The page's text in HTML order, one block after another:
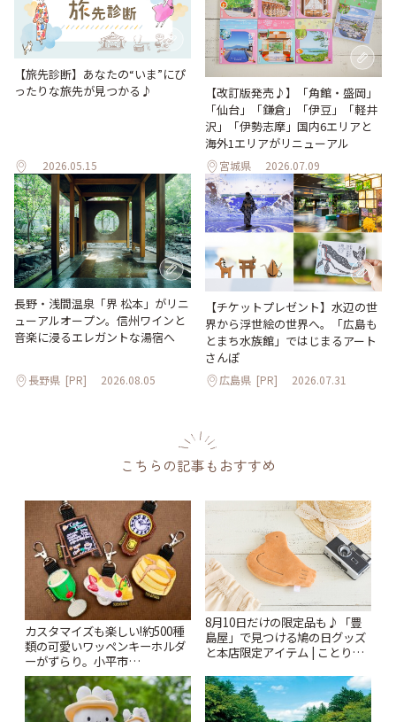
【旅先診断】あなたの“いま”にぴ
ったりな旅先が見つかる♪
2026.05.15
【改訂版発売♪】「角館・盛岡」
「仙台」「鎌倉」「伊豆」「軽井
沢」「伊勢志摩」国内6エリアと
海外1エリアがリニューアル
宮城県 2026.07.09
長野・浅間温泉「界 松本」がリニ
ューアルオープン。信州ワインと
音楽に浸るエレガントな湯宿へ
長野県 [PR] 2026.08.05
【チケットプレゼント】水辺の世
界から浮世絵の世界へ。「広島も
とまち水族館」ではじまるアート
さんぽ
広島県 [PR] 2026.07.31
こちらの記事もおすすめ
カスタマイズも楽しい!約500種
類の可愛いワッペンキーホルダ
ーがずらり。小平市
「Kimamaya T&K」 | ことりっ
ぷ
8月10日だけの限定品も♪「豊
島屋」で見つける鳩の日グッズ
と本店限定アイテム | ことりっ